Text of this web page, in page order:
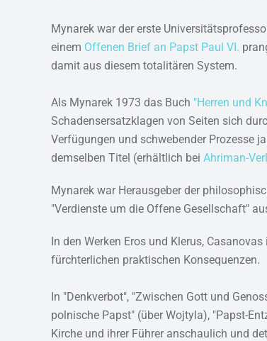
Mynarek war der erste
einem Offenen Brief an Papst Paul VI.
damit aus diesem totalitären System.
Als Mynarek 1973 das Buch "Herren und
Schadensersatzklagen von Seiten sich
Verfügungen und schwebender Prozesse
demselben Titel (erhältlich bei Ahriman-
Mynarek war Herausgeber der
"Verdienste um die Offene Gesellschaft"
In den Werken Eros und Klerus,
fürchterlichen praktischen Konsequenzen.
In "Denkverbot", "Zwischen Gott und
polnische Papst" (über Wojtyla), "Papst-
Kirche und ihrer Führer anschaulich und